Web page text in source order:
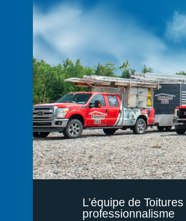
L’équipe de
professionnalisme